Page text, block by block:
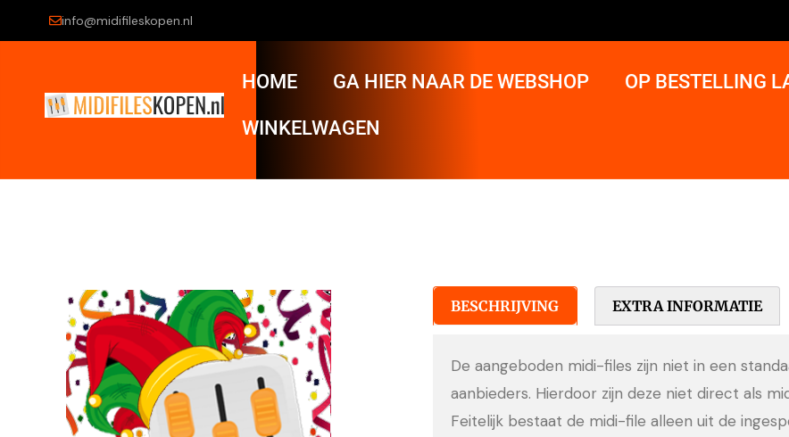
info@midifileskopen.nl
HOME GA HIER NAAR DE WEBSHOP OP BESTELLING
WINKELWAGEN
BESCHRIJVING EXTRA INFORMATIE
De aangeboden midi-files zijn niet in een
aanbieders. Hierdoor zijn deze niet direct als
Feitelijk bestaat de midi-file alleen uit de